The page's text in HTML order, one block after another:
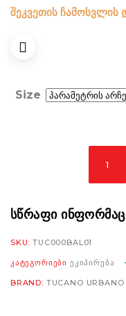
შეკვეთის
Size
black
ᲡᲬᲠᲐᲤᲘ
SKU:TUC000BAL01
ᲙᲐᲢᲔᲒᲝᲠᲘᲔᲑᲘ ᲔᲙᲘᲞᲘᲠᲔᲑᲐ
BRAND: TUCANO URBANO